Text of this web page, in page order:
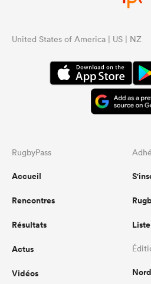
United States of America | US | NZ
RugbyPass
Accueil
Rencontres
Résultats
Actus
Vidéos Nord